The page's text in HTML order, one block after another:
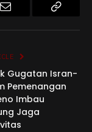
Gugatan Isran-
Pemenangan
Imbau
Jaga